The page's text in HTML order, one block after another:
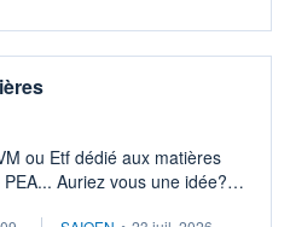
ou Etf dédié aux matières
Auriez vous une idée?